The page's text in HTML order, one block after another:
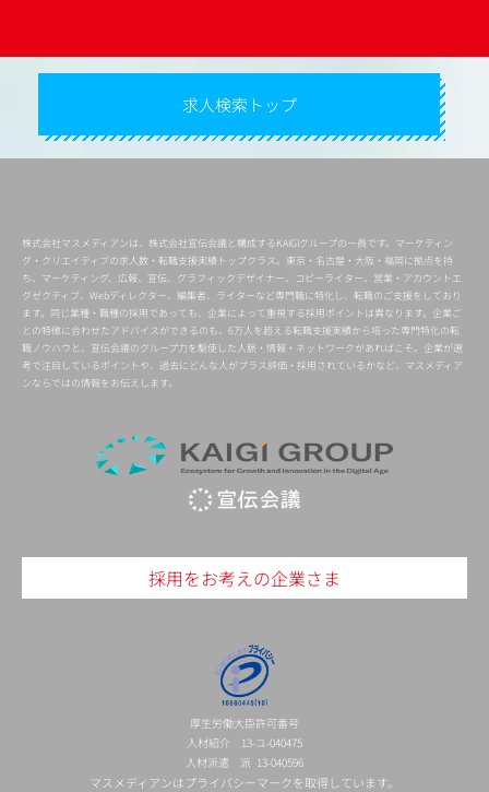
求人検索トップ
株式会社マスメディアンは、株式会社宣伝会議と構成するKAIGIグループの一員です。マーケティン
グ・クリエイティブの求人数・転職支援実績トップクラス。東京・名古屋・大阪・福岡に拠点を持
ち、マーケティング、広報、宣伝、グラフィックデザイナー、コピーライター、営業・アカウントエ
グゼクティブ、Webディレクター、編集者、ライターなど専門職に特化し、転職のご支援をしており
ます。同じ業種・職種の採用であっても、企業によって重視する採用ポイントは異なります。企業ご
との特徴に合わせたアドバイスができるのも、6万人を超える転職支援実績から培った専門特化の転
職ノウハウと、宣伝会議のグループ力を駆使した人脈・情報・ネットワークがあればこそ。企業が選
考で注目しているポイントや、過去にどんな人がプラス評価・採用されているかなど、マスメディア
ンならではの情報をお伝えします。
採用をお考えの企業さま
厚生労働大臣許可番号
人材紹介 13-ユ-040475
人材派遣 派 13-040596
マスメディアンはプライバシーマークを取得しています。